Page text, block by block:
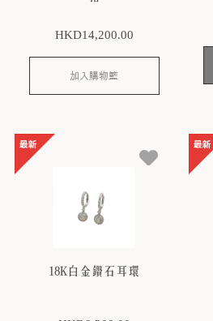
HKD14,200.00
加入購物籃
18K白金鑽石耳環